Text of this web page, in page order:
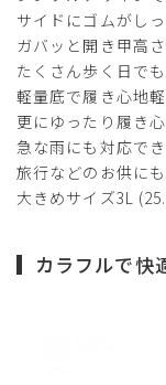
サイドにゴムがし
ガバッと開き甲高
たくさん歩く日で
軽量底で履き心地
更にゆったり履き
急な雨にも対応で
旅行などのお供に
大きめサイズ3L
カラフルで快